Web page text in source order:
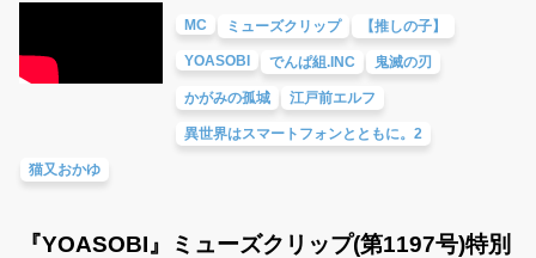
MC ミューズクリップ 【推しの子】
YOASOBI でんぱ組.INC 鬼滅の刃
かがみの孤城 江戸前エルフ
異世界はスマートフォンとともに。2
猫又おかゆ
『YOASOBI』ミューズクリップ(第1197号)特別